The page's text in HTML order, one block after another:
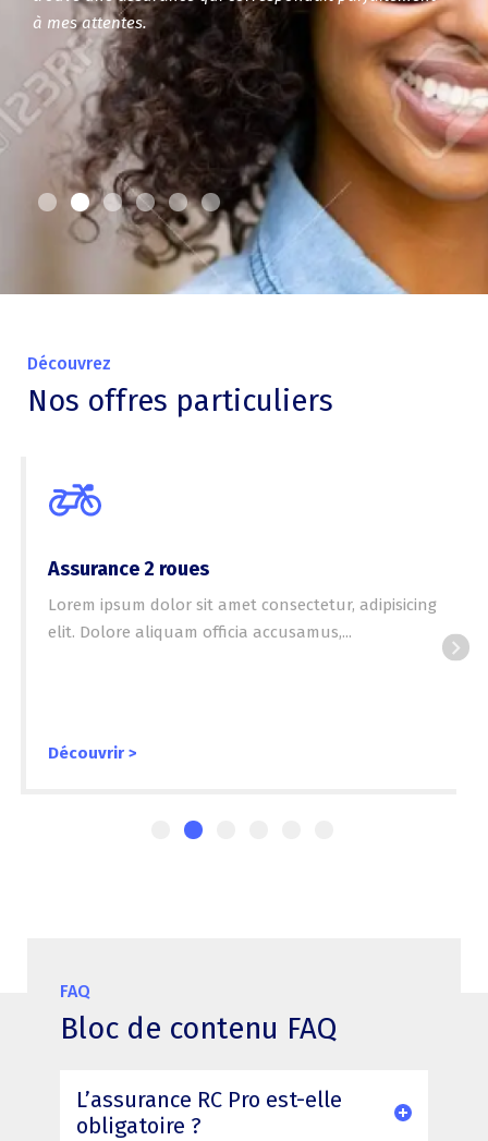
à mes attentes.
Découvrez
Nos offres particuliers
Assurance 2 roues
Lorem ipsum dolor sit amet consectetur, adipisicing
elit. Dolore aliquam officia accusamus,...
Découvrir >
FAQ
Bloc de contenu FAQ
L’assurance RC Pro est-elle
obligatoire ?